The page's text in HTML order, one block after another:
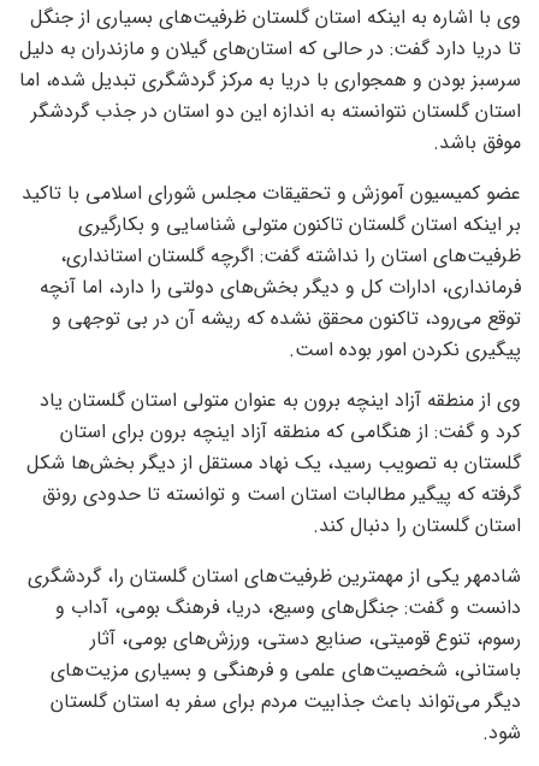
وی با اشاره به اینکه استان گلستان ظرفیت‌های بسیاری از جنگل
تا دریا دارد گفت: در حالی که استان‌های گیلان و مازندران به دلیل
سرسبز بودن و همجواری با دریا به مرکز گردشگری تبدیل شده، اما
استان گلستان نتوانسته به اندازه این دو استان در جذب گردشگر
موفق باشد.
عضو کمیسیون آموزش و تحقیقات مجلس شورای اسلامی با تاکید
بر اینکه استان گلستان تاکنون متولی شناسایی و بکارگیری
ظرفیت‌های استان را نداشته گفت: اگرچه گلستان استانداری،
فرمانداری، ادارات کل و دیگر بخش‌های دولتی را دارد، اما آنچه
توقع می‌رود، تاکنون محقق نشده که ریشه آن در بی توجهی و
پیگیری نکردن امور بوده است.
وی از منطقه آزاد اینچه برون به عنوان متولی استان گلستان یاد
کرد و گفت: از هنگامی که منطقه آزاد اینچه برون برای استان
گلستان به تصویب رسید، یک نهاد مستقل از دیگر بخش‌ها شکل
گرفته که پیگیر مطالبات استان است و توانسته تا حدودی رونق
استان گلستان را دنبال کند.
شادمهر یکی از مهمترین ظرفیت‌های استان گلستان را، گردشگری
دانست و گفت: جنگل‌های وسیع، دریا، فرهنگ بومی، آداب و
رسوم، تنوع قومیتی، صنایع دستی، ورزش‌های بومی، آثار
باستانی، شخصیت‌های علمی و فرهنگی و بسیاری مزیت‌های
دیگر می‌تواند باعث جذابیت مردم برای سفر به استان گلستان
شود.